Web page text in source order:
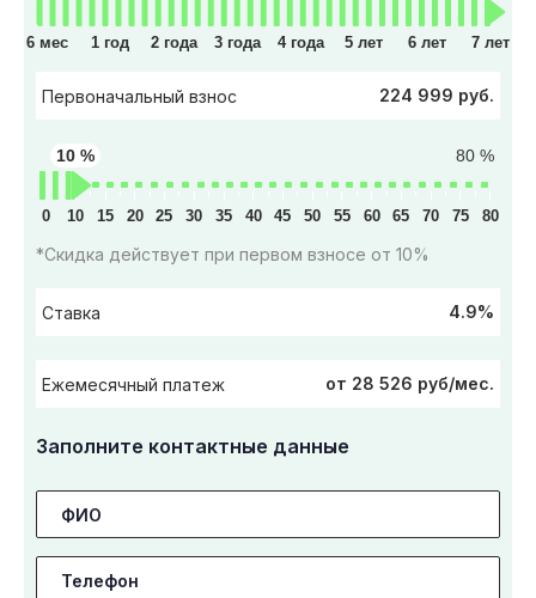
6 мес 1 год 2 года 3 года 4 года 5 лет 6 лет 7 лет
Первоначальный взнос 224 999 руб.
80 %
10 %
0 10 15 20 25 30 35 40 45 50 55 60 65 70 75 80
*Скидка действует при первом взносе от 10%
Ставка 4.9%
Ежемесячный платеж от 28 526 руб/мес.
Заполните контактные данные